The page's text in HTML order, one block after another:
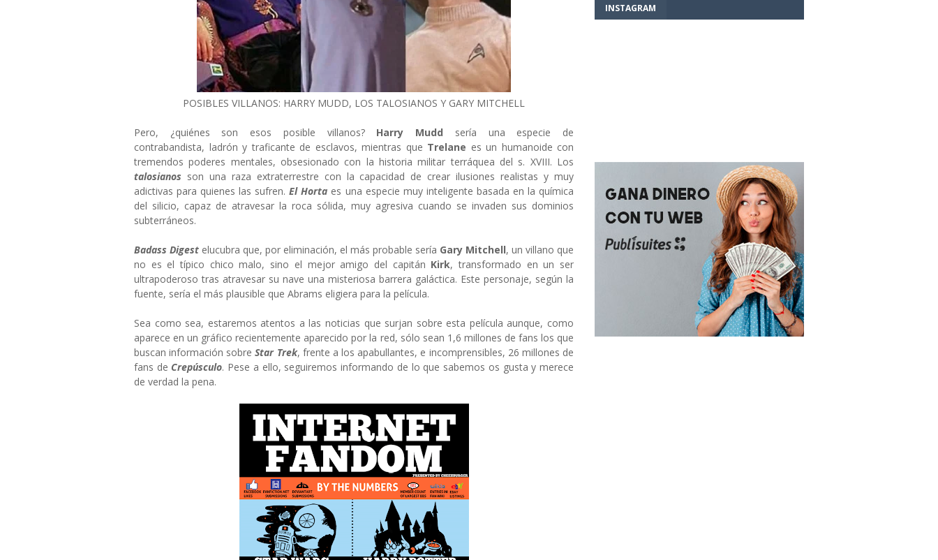
POSIBLES VILLANOS: HARRY MUDD, LOS TALOSIANOS Y GARY MITCHELL
Pero, ¿quiénes son esos posible villanos? Harry Mudd sería una especie de
contrabandista, ladrón y traficante de esclavos, mientras que Trelane es un humanoide con
tremendos poderes mentales, obsesionado con la historia militar terráquea del s. XVIII. Los
talosianos son una raza extraterrestre con la capacidad de crear ilusiones realistas y muy
adictivas para quienes las sufren.El Horta es una especie muy inteligente basada en la química
del silicio, capaz de atravesar la roca sólida, muy agresiva cuando se invaden sus dominios
subterráneos.
Badass Digest elucubra que, por eliminación, el más probable sería Gary Mitchell, un villano que
no es el típico chico malo, sino el mejor amigo del capitán Kirk, transformado en un ser
ultrapoderoso tras atravesar su nave una misteriosa barrera galáctica. Este personaje, según la
fuente, sería el más plausible que Abrams eligiera para la película.
Sea como sea, estaremos atentos a las noticias que surjan sobre esta película aunque, como
aparece en un gráfico recientemente aparecido por la red, sólo sean 1,6 millones de fans los que
buscan información sobreStar Trek, frente a los apabullantes, e incomprensibles, 26 millones de
fans de Crepúsculo. Pese a ello, seguiremos informando de lo que sabemos os gusta y merece
de verdad la pena.
INSTAGRAM